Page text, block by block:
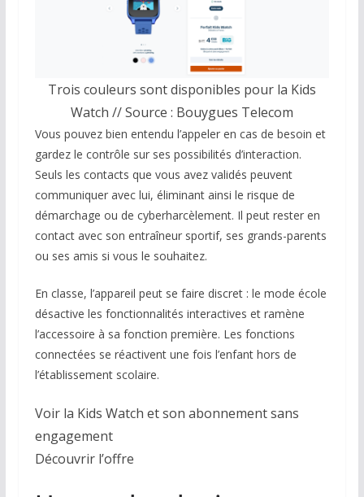
Trois couleurs sont disponibles pour la Kids
Watch // Source : Bouygues Telecom
Vous pouvez bien entendu l’appeler en cas de besoin et
gardez le contrôle sur ses possibilités d’interaction.
Seuls les contacts que vous avez validés peuvent
communiquer avec lui, éliminant ainsi le risque de
démarchage ou de cyberharcèlement. Il peut rester en
contact avec son entraîneur sportif, ses grands-parents
ou ses amis si vous le souhaitez.
En classe, l’appareil peut se faire discret : le mode école
désactive les fonctionnalités interactives et ramène
l’accessoire à sa fonction première. Les fonctions
connectées se réactivent une fois l’enfant hors de
l’établissement scolaire.
Voir la Kids Watch et son abonnement sans
engagement
Découvrir l’offre